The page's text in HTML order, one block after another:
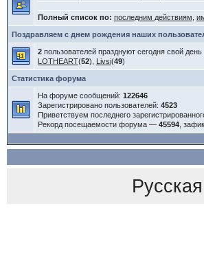
Полный список по: последним действиям
Поздравляем с днем рождения наших
2пользователей празднуют сегодня свой
LOTHEART(52), Livsi(49)
Статистика форума
На форуме сообщений: 122646
Зарегистрировано пользователей: 4523
Приветствуем последнего
Рекорд посещаемости форума — 45594,